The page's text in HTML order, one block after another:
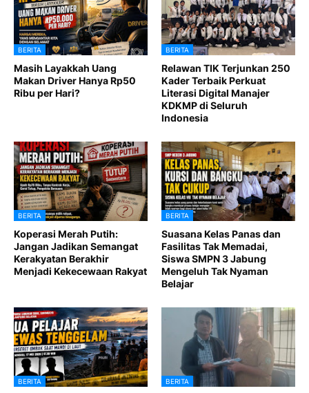
BERITA
Masih Layakkah Uang
Makan Driver Hanya Rp50
Ribu per Hari?
BERITA
Relawan TIK Terjunkan 250
Kader Terbaik Perkuat
Literasi Digital Manajer
KDKMP di Seluruh
Indonesia
BERITA
Koperasi Merah Putih:
Jangan Jadikan Semangat
Kerakyatan Berakhir
Menjadi Kekecewaan Rakyat
BERITA
Suasana Kelas Panas dan
Fasilitas Tak Memadai,
Siswa SMPN 3 Jabung
Mengeluh Tak Nyaman
Belajar
BERITA BERITA